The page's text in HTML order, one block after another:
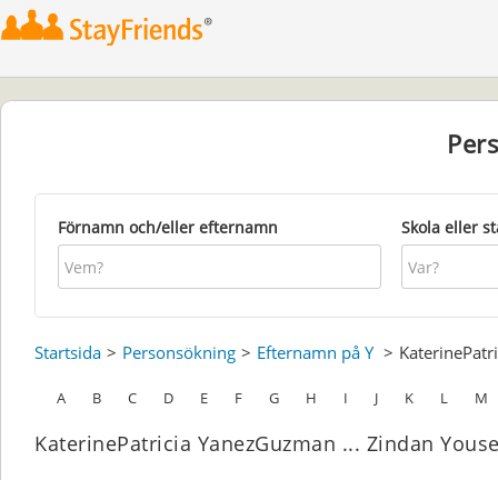
Förnamn och/eller efternamn Skola eller
Startsida Personsökning Efternamn på Y
A B C D E F G H I J K L M
KaterinePatricia YanezGuzman ... Zindan